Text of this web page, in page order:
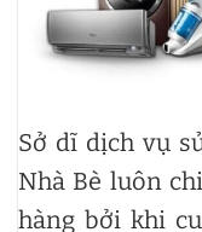
Sở dĩ dịch vụ
Nhà Bè luôn
hàng bởi khi